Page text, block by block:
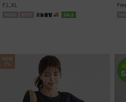
F,L,XL
NEW
7%